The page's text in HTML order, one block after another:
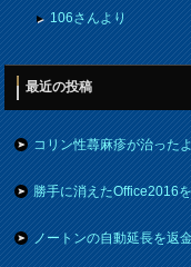
106さんより
最近の投稿
コリン性蕁麻疹が治った
勝手に消えたOffice2016
ノートンの自動延長を返